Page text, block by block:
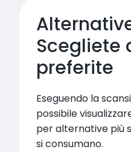
Scegliete
preferite
Eseguendo la
possibile
per alternative più
si consumano.